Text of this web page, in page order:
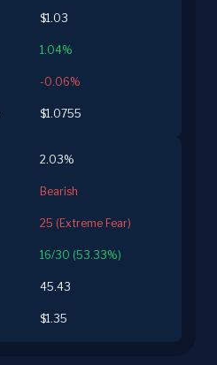
$1.03
1.04%
-0.06%
$1.0755
2.03%
Bearish
25 (Extreme Fear)
16/30 (53.33%)
45.43
$1.35